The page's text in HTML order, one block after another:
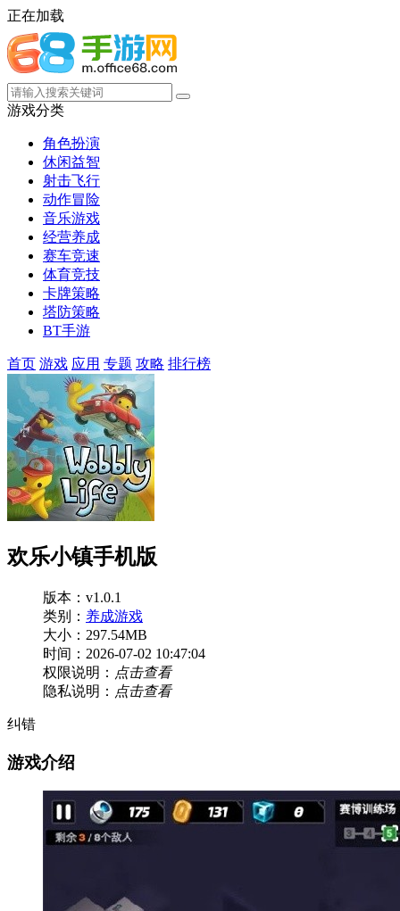
正在加载
游戏分类
角色扮演
休闲益智
射击飞行
动作冒险
音乐游戏
经营养成
赛车竞速
体育竞技
卡牌策略
塔防策略
BT手游
首页 游戏 应用 专题 攻略 排行榜
欢乐小镇手机版
版本：v1.0.1
类别： 养成游戏
大小：297.54MB
时间：2026-07-02 10:47:04
权限说明： 点击查看
隐私说明： 点击查看
纠错
游戏介绍